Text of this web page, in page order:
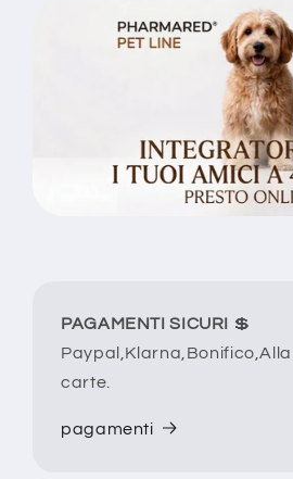
PAGAMENTI SICURI 💲
carte.
pagamenti